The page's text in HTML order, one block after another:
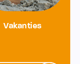
Vakanties